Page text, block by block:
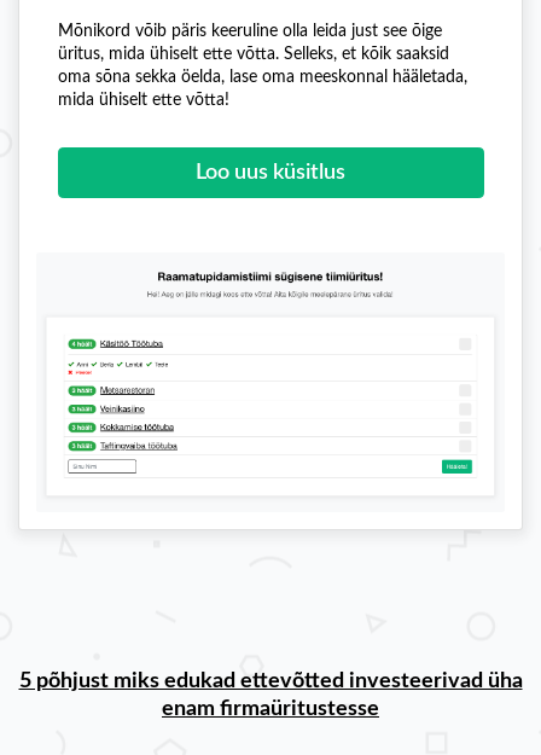
Mõnikord võib päris keeruline olla leida just see õige
üritus, mida ühiselt ette võtta. Selleks, et kõik saaksid
oma sõna sekka öelda, lase oma meeskonnal hääletada,
mida ühiselt ette võtta!
Loo uus küsitlus
5 põhjust miks edukad ettevõtted investeerivad üha
enam firmaüritustesse